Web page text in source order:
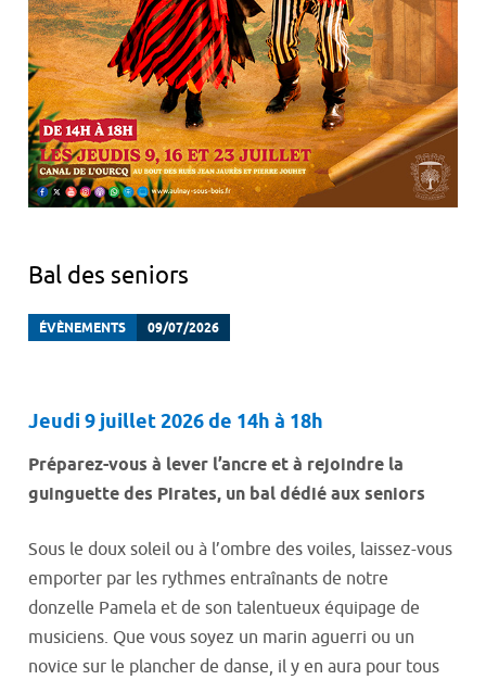
Bal des seniors
ÉVÈNEMENTS 09/07/2026
Jeudi 9 juillet 2026 de 14h à 18h
Préparez-vous à lever l’ancre et à rejoindre la
guinguette des Pirates, un bal dédié aux seniors
Sous le doux soleil ou à l’ombre des voiles, laissez-vous
emporter par les rythmes entraînants de notre
donzelle Pamela et de son talentueux équipage de
musiciens. Que vous soyez un marin aguerri ou un
novice sur le plancher de danse, il y en aura pour tous